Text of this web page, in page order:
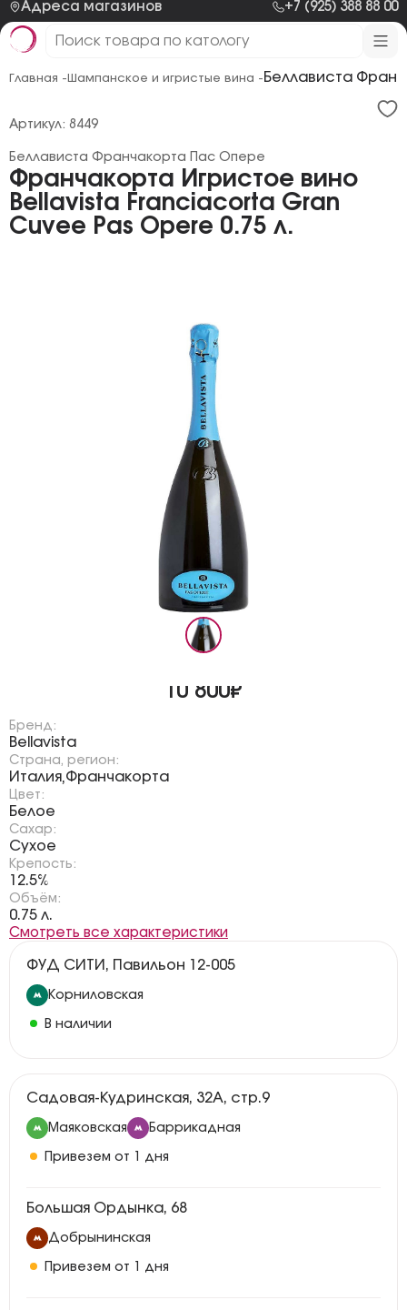
Адреса магазинов +7 (925) 388 88 00
Главная - Шампанское и игристые вина - Беллависта
Франчакорта Игристое вино
Bellavista Franciacorta Gran
Cuvee Pas Opere 0.75 л.
Беллависта Франчакорта Пас Опере
Артикул: 8449
10 800₽
Бренд:
Bellavista
Страна, регион:
Италия,Франчакорта
Цвет:
Белое
Сахар:
Сухое
Крепость:
12.5%
Объём:
0.75 л.
Смотреть все характеристики
ФУД СИТИ, Павильон 12-005
Корниловская
В наличии
Садовая-Кудринская, 32А, стр.9
Маяковская Баррикадная
Привезем от 1 дня
Большая Ордынка, 68
Добрынинская
Привезем от 1 дня